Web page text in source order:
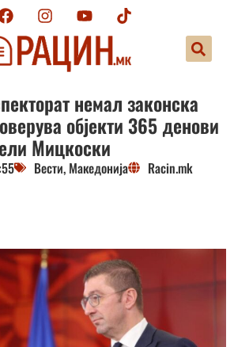
немал законска
објекти 365 денови
Мицкоски
Вести, Македонија Racin.mk